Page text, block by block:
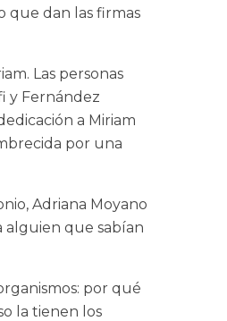
que dan las firmas
Las personas
y Fernández
a Miriam
por una
Adriana Moyano
alguien que sabían
por qué
la tienen los